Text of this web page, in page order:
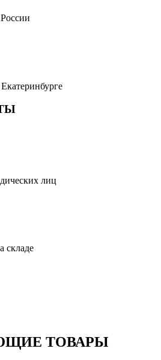
Екатеринбурге
лиц
складе
ТОВАРЫ